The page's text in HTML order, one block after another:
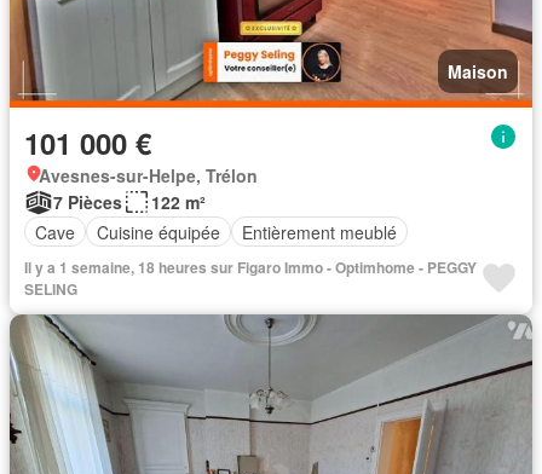
Maison
101 000 €
Avesnes-sur-Helpe, Trélon
7 Pièces
122 m²
Cave
Cuisine équipée Entièrement meublé
Il y a 1 semaine, 18 heures sur Figaro Immo - Optimhome - PEGGY
SELING